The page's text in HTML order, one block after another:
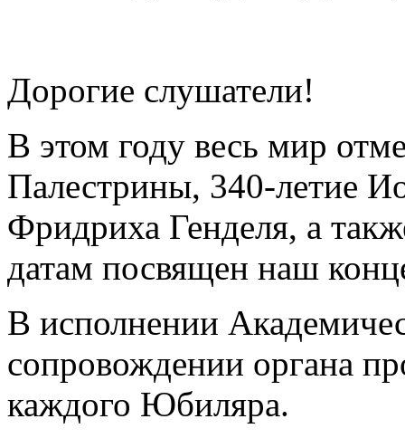
Дорогие слушатели!
В этом году весь мир
Палестрины, 340-летие
Фридриха Генделя, а
датам посвящен наш
В исполнении
сопровождении органа
каждого Юбиляра.